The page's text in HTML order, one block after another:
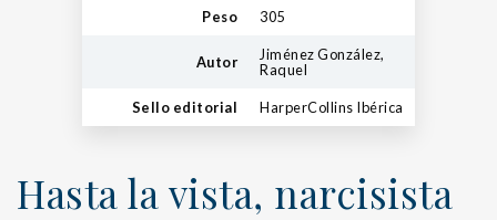
Peso 305
Autor
Jiménez González,
Raquel
Sello editorial HarperCollins Ibérica
Hasta la vista, narcisista